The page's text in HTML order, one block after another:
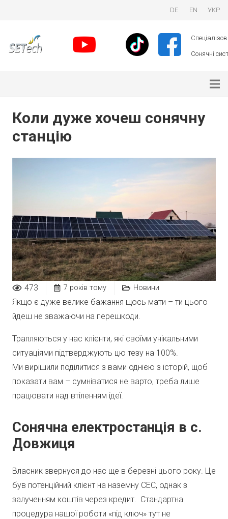
DE EN УКР
Сонячні
Коли дуже хочеш сонячну
станцію
473 7 років тому Новини
Якщо є дуже велике бажання щось мати – ти цього
йдеш не зважаючи на перешкоди.
Трапляються у нас клієнти, які своїми унікальними
ситуаціями підтверджують цю тезу на 100%.
Ми вирішили поділитися з вами однією з історій, щоб
показати вам – сумніватися не варто, треба лише
працювати над втіленням ідеї.
Сонячна електростанція в с.
Довжиця
Власник звернуся до нас ще в березні цього року. Це
був потенційний клієнт на наземну СЕС, однак з
залученням коштів через кредит. Стандартна
процедура нашої роботи «під ключ» тут не